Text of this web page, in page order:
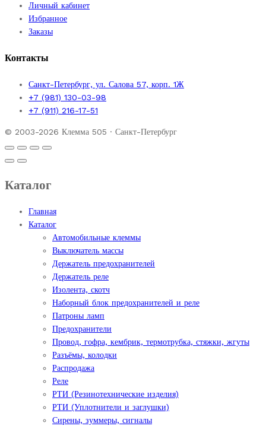
Личный кабинет
Избранное
Заказы
Контакты
Санкт-Петербург, ул. Салова 57, корп. 1Ж
+7 (981) 130-03-98
+7 (911) 216-17-51
© 2003-2026 Клемма 505 · Санкт-Петербург
Каталог
Главная
Каталог
Автомобильные клеммы
Выключатель массы
Держатель предохранителей
Держатель реле
Изолента, скотч
Наборный блок предохранителей и реле
Патроны ламп
Предохранители
Провод, гофра, кембрик, термотрубка, стяжки, жгуты
Разъёмы, колодки
Распродажа
Реле
РТИ (Резинотехнические изделия)
РТИ (Уплотнители и заглушки)
Сирены, зуммеры, сигналы